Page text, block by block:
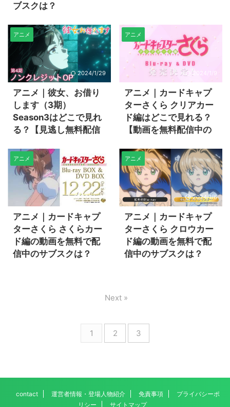
ブスクは？
アニメ
2024/1/29
アニメ｜彼女、お借り
します（3期）
Season3はどこで見れ
る？【見逃し無料配信
アニメ
2024/1/9
アニメ｜カードキャプ
ターさくら クリアカー
ド編はどこで見れる？
【動画を無料配信中の
アニメ
2024/1/6
アニメ｜カードキャプ
ターさくら さくらカー
ド編の動画を無料で配
信中のサブスクは？
アニメ
2024/1/6
アニメ｜カードキャプ
ターさくら クロウカー
ド編の動画を無料で配
信中のサブスクは？
1 2 3
Next »
contact 運営者情報・登場人物紹介 免責事項
プライバシーポ
リシー
サイトマップ